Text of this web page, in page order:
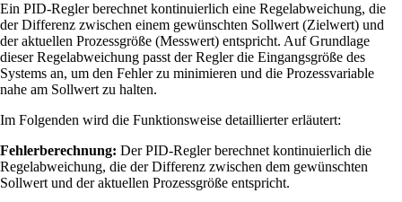
Ein PID-Regler berechnet kontinuierlich eine Regelabweichung, die
der Differenz zwischen einem gewünschten Sollwert (Zielwert) und
der aktuellen Prozessgröße (Messwert) entspricht. Auf Grundlage
dieser Regelabweichung passt der Regler die Eingangsgröße des
Systems an, um den Fehler zu minimieren und die Prozessvariable
nahe am Sollwert zu halten.
Im Folgenden wird die Funktionsweise detaillierter erläutert:
Fehlerberechnung: Der PID-Regler berechnet kontinuierlich die
Regelabweichung, die der Differenz zwischen dem gewünschten
Sollwert und der aktuellen Prozessgröße entspricht.